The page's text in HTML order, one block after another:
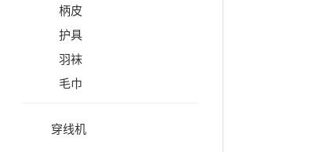
柄皮
护具
羽袜
毛巾
穿线机